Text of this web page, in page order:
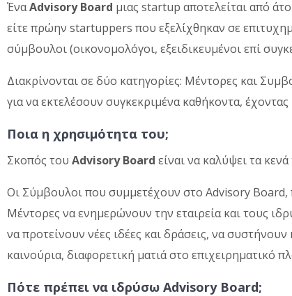
ΈναAdvisory Board μιας startup αποτελείται από
είτε πρώην startuppers που εξελίχθηκαν σε
σύμβουλοι (οικονομολόγοι, εξειδικευμένοι επί
Διακρίνονται σε δύο κατηγορίες: Μέντορες και
για να εκτελέσουν συγκεκριμένα καθήκοντα,
Ποια η χρησιμότητα του;
Σκοπός του Advisory Board είναι να καλύψει τα
Οι Σύμβουλοι που συμμετέχουν στο Advisory Board,
Μέντορες να ενημερώνουν την εταιρεία και τους
να προτείνουν νέες ιδέες και δράσεις, να
καινούρια, διαφορετική ματιά στο επιχειρηματικό
Πότε πρέπει να ιδρύσω Advisory Board;